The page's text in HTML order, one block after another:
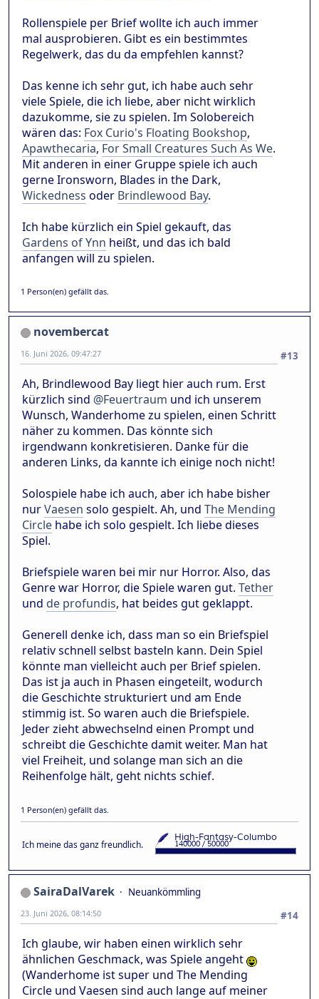
Rollenspiele per Brief wollte ich auch immer
mal ausprobieren. Gibt es ein bestimmtes
Regelwerk, das du da empfehlen kannst?
Das kenne ich sehr gut, ich habe auch sehr
viele Spiele, die ich liebe, aber nicht wirklich
dazukomme, sie zu spielen. Im Solobereich
wären das: Fox Curio's Floating Bookshop,
Apawthecaria, For Small Creatures Such As We.
Mit anderen in einer Gruppe spiele ich auch
gerne Ironsworn, Blades in the Dark,
Wickedness oder Brindlewood Bay.
Ich habe kürzlich ein Spiel gekauft, das
Gardens of Ynn heißt, und das ich bald
anfangen will zu spielen.
1 Person(en) gefällt das.
novembercat
#13
16. Juni 2026, 09:47:27
Ah, Brindlewood Bay liegt hier auch rum. Erst
kürzlich sind @Feuertraum und ich unserem
Wunsch, Wanderhome zu spielen, einen Schritt
näher zu kommen. Das könnte sich
irgendwann konkretisieren. Danke für die
anderen Links, da kannte ich einige noch nicht!
Solospiele habe ich auch, aber ich habe bisher
nurVaesen solo gespielt. Ah, und The Mending
Circle habe ich solo gespielt. Ich liebe dieses
Spiel.
Briefspiele waren bei mir nur Horror. Also, das
Genre war Horror, die Spiele waren gut. Tether
und de profundis, hat beides gut geklappt.
Generell denke ich, dass man so ein Briefspiel
relativ schnell selbst basteln kann. Dein Spiel
könnte man vielleicht auch per Brief spielen.
Das ist ja auch in Phasen eingeteilt, wodurch
die Geschichte strukturiert und am Ende
stimmig ist. So waren auch die Briefspiele.
Jeder zieht abwechselnd einen Prompt und
schreibt die Geschichte damit weiter. Man hat
viel Freiheit, und solange man sich an die
Reihenfolge hält, geht nichts schief.
1 Person(en) gefällt das.
Ich meine das ganz freundlich.
SairaDalVarek
Neuankömmling
#14
23. Juni 2026, 08:14:50
Ich glaube, wir haben einen wirklich sehr
ähnlichen Geschmack, was Spiele angeht
(Wanderhome ist super und The Mending
Circle und Vaesen sind auch lange auf meiner